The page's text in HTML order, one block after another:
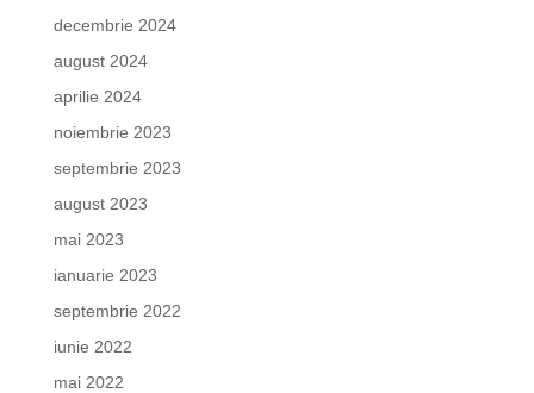
decembrie 2024
august 2024
aprilie 2024
noiembrie 2023
septembrie 2023
august 2023
mai 2023
ianuarie 2023
septembrie 2022
iunie 2022
mai 2022